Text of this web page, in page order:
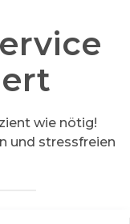
wie nötig!
und stressfreien